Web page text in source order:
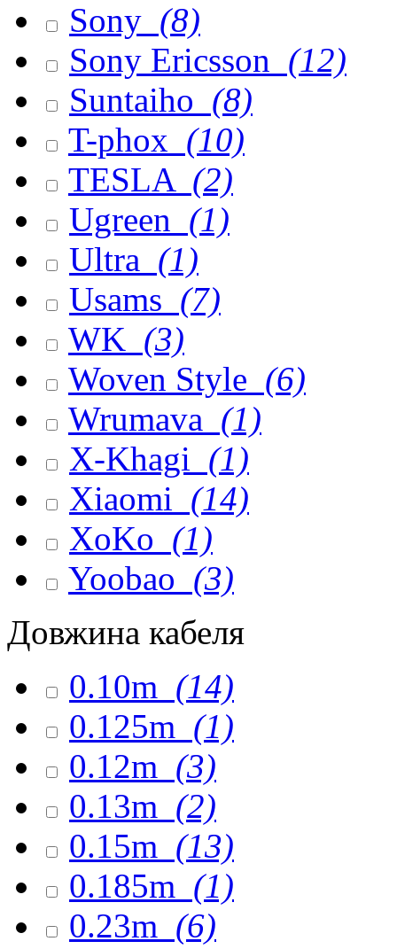
Sony (8)
Sony Ericsson (12)
Suntaiho (8)
T-phox (10)
TESLA (2)
Ugreen (1)
Ultra (1)
Usams (7)
WK (3)
Woven Style (6)
Wrumava (1)
X-Khagi (1)
Xiaomi (14)
XoKo (1)
Yoobao (3)
Довжина кабеля
0.10m (14)
0.125m (1)
0.12m (3)
0.13m (2)
0.15m (13)
0.185m (1)
0.23m (6)